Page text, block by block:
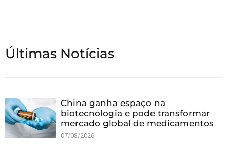
Últimas Notícias
China ganha espaço na
biotecnologia e pode transformar
mercado global de medicamentos
07/08/2026